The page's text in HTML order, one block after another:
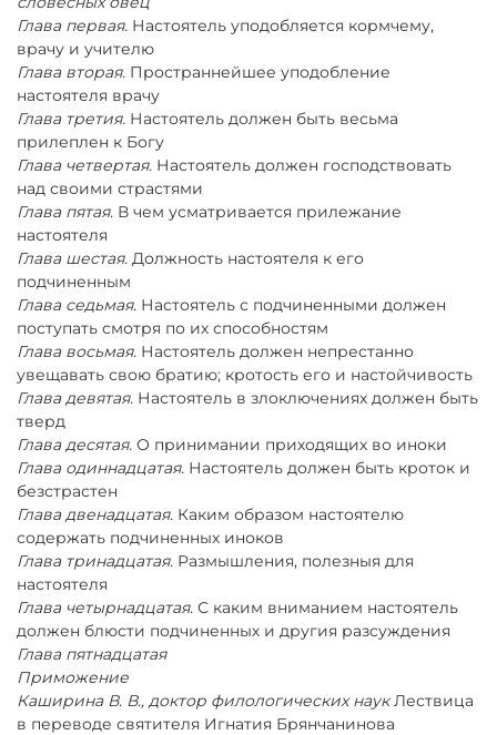
Глава первая. Настоятель уподобляется кормчему,
врачу и учителю
Глава вторая. Пространнейшее уподобление
настоятеля врачу
Глава третия. Настоятель должен быть весьма
прилеплен к Богу
Глава четвертая. Настоятель должен господствовать
над своими страстями
Глава пятая. В чем усматривается прилежание
настоятеля
Глава шестая. Должность настоятеля к его
подчиненным
Глава седьмая. Настоятель с подчиненными должен
поступать смотря по их способностям
Глава восьмая. Настоятель должен непрестанно
увещавать свою братию; кротость его и настойчивость
Глава девятая. Настоятель в злоключениях должен быть
тверд
Глава десятая. О принимании приходящих во иноки
Глава одиннадцатая. Настоятель должен быть кроток и
безстрастен
Глава двенадцатая. Каким образом настоятелю
содержать подчиненных иноков
Глава тринадцатая. Размышления, полезныя для
настоятеля
Глава четырнадцатая. С каким вниманием настоятель
должен блюсти подчиненных и другия разсуждения
Глава пятнадцатая
Приможение
Каширина В. В., доктор филологических наук Лествица
в переводе святителя Игнатия Брянчанинова